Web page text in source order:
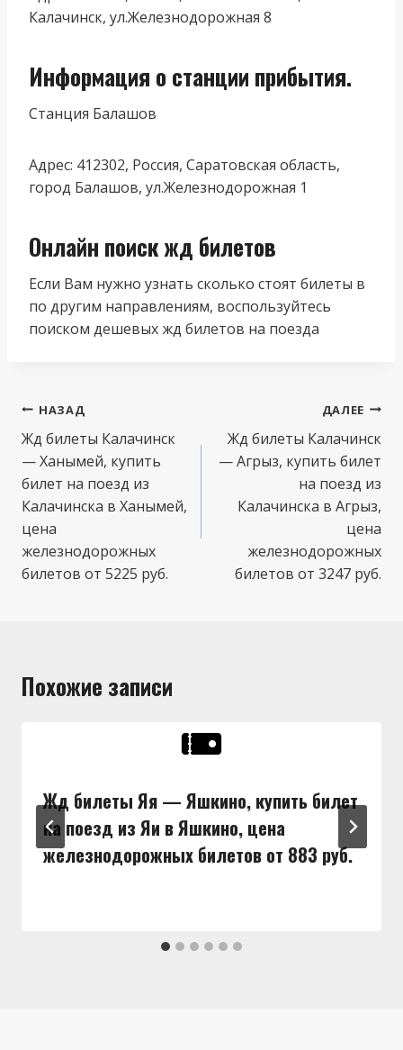
Калачинск, ул.Железнодорожная 8
Информация о станции прибытия.
Станция Балашов
Адрес: 412302, Россия, Саратовская область,
город Балашов, ул.Железнодорожная 1
Онлайн поиск жд билетов
Если Вам нужно узнать сколько стоят билеты в
по другим направлениям, воспользуйтесь
поиском дешевых жд билетов на поезда
Навигация
по
записям
НАЗАД
Жд билеты Калачинск
— Ханымей, купить
билет на поезд из
Калачинска в Ханымей,
цена
железнодорожных
билетов от 5225 руб.
ДАЛЕЕ
Жд билеты Калачинск
— Агрыз, купить билет
на поезд из
Калачинска в Агрыз,
цена
железнодорожных
билетов от 3247 руб.
Похожие записи
Жд билеты Яя — Яшкино, купить билет
на поезд из Яи в Яшкино, цена
железнодорожных билетов от 883 руб.